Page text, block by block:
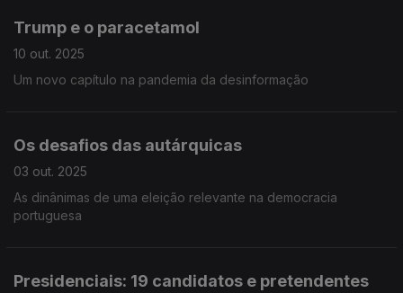
Trump e o paracetamol
10 out. 2025
Um novo capítulo na pandemia da desinformação
Os desafios das autárquicas
03 out. 2025
As dinânimas de uma eleição relevante na democracia
portuguesa
Presidenciais: 19 candidatos e pretendentes